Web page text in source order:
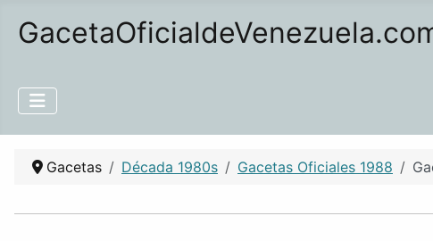
Gacetas Década 1980s Gacetas Oficiales 1988